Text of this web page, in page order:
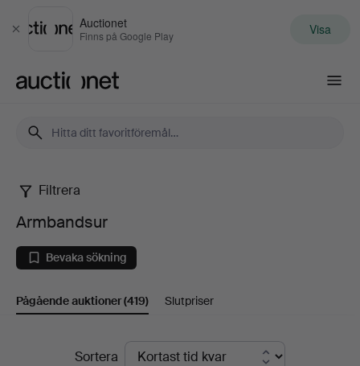
Stäng
Auctionet
Finns på Google Play Visa
Armbandsur
Filtrera
Armbandsur
Bevaka sökning
Pågående auktioner(419) Slutpriser
PågåendeSortera